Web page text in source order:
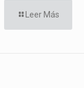
Leer Más